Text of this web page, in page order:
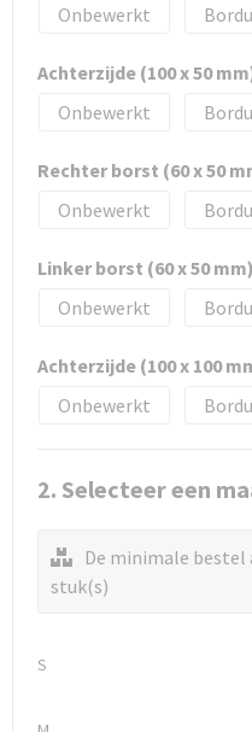
Onbewerkt
Achterzijde (100 x 50
Onbewerkt
Rechter borst (60 x 50
Onbewerkt
Linker borst (60 x 50 mm)
Onbewerkt
Achterzijde (100 x 100
Onbewerkt
2. Selecteer een
De minimale bestel
stuk(s)
S